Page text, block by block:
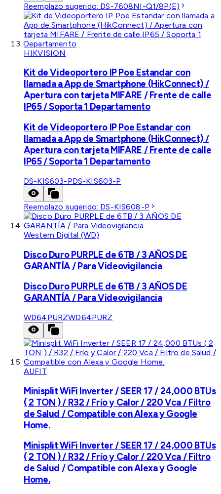
Reemplazo sugerido: DS-7608NI-Q1/8P(E)
HIKVISION
Kit de Videoportero IP Poe Estandar con
llamada a App de Smartphone (HikConnect) /
Apertura con tarjeta MIFARE / Frente de calle
IP65 / Soporta 1 Departamento
Kit de Videoportero IP Poe Estandar con
llamada a App de Smartphone (HikConnect) /
Apertura con tarjeta MIFARE / Frente de calle
IP65 / Soporta 1 Departamento
DS-KIS603-PDS-KIS603-P
Reemplazo sugerido: DS-KIS608-P
Western Digital (WD)
Disco Duro PURPLE de 6TB / 3 AÑOS DE
GARANTÍA / Para Videovigilancia
Disco Duro PURPLE de 6TB / 3 AÑOS DE
GARANTÍA / Para Videovigilancia
WD64PURZWD64PURZ
AUFIT
Minisplit WiFi Inverter / SEER 17 / 24,000 BTUs
( 2 TON ) / R32 / Frío y Calor / 220 Vca / Filtro
de Salud / Compatible con Alexa y Google
Home.
Minisplit WiFi Inverter / SEER 17 / 24,000 BTUs
( 2 TON ) / R32 / Frío y Calor / 220 Vca / Filtro
de Salud / Compatible con Alexa y Google
Home.